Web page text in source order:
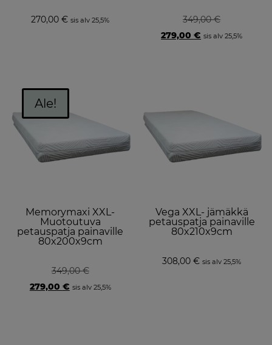
270,00€ sis alv 25,5% 349,00€
Original
279,00€ Current
sis alv 25,5%
Ale!
Memorymaxi XXL-
Muotoutuva
petauspatja painaville
80x200x9cm
349,00€
Original
279,00 €Current
sis alv 25,5%
Vega XXL- jämäkkä
petauspatja painaville
80x210x9cm
308,00€ sis alv 25,5%